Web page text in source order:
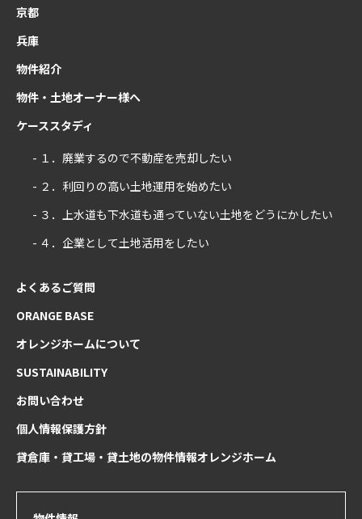
京都
兵庫
物件紹介
物件・土地オーナー様へ
ケーススタディ
- １．廃業するので不動産を売却したい
- ２．利回りの高い土地運用を始めたい
- ３．上水道も下水道も通っていない土地をどうにかしたい
- ４．企業として土地活用をしたい
よくあるご質問
ORANGE BASE
オレンジホームについて
SUSTAINABILITY
お問い合わせ
個人情報保護方針
貸倉庫・貸工場・貸土地の物件情報オレンジホーム